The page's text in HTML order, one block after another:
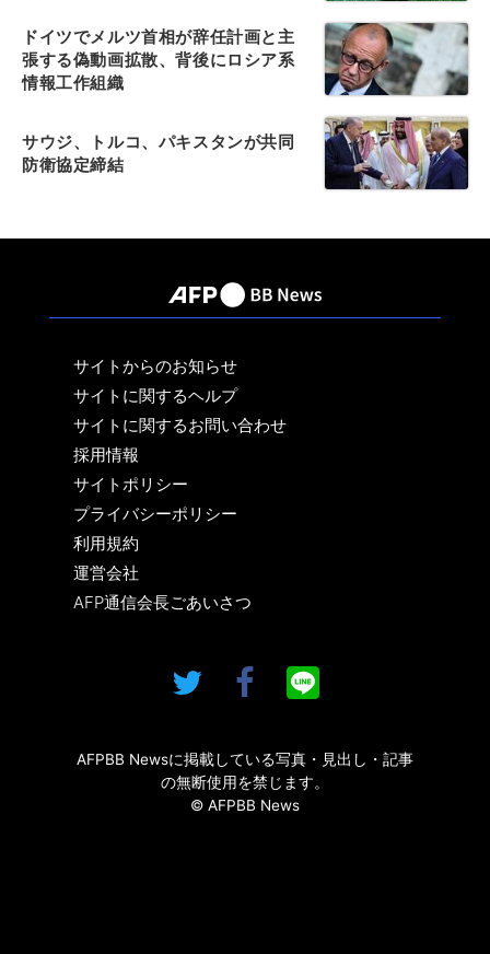
ドイツでメルツ首相が辞任計画と主
張する偽動画拡散、背後にロシア系
情報工作組織
サウジ、トルコ、パキスタンが共同
防衛協定締結
サイトからのお知らせ
サイトに関するヘルプ
サイトに関するお問い合わせ
採用情報
サイトポリシー
プライバシーポリシー
利用規約
運営会社
AFP通信会長ごあいさつ
AFPBB Newsに掲載している写真・見出し・記事
の無断使用を禁じます。
© AFPBB News